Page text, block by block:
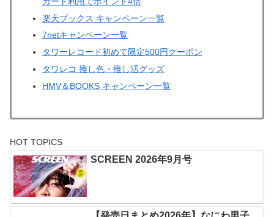
楽天ブックス キャンペーン一覧
7netキャンペーン一覧
タワーレコード初めて限定500円クーポン
タワレコ 推し色・推し活グッズ
HMV＆BOOKS キャンペーン一覧
HOT TOPICS
SCREEN 2026年9月号